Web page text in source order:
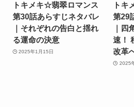
トキメキ☆翡翠ロマンス
第30話あらすじネタバレ
｜それぞれの告白と揺れ
る運命の決意
2025年1月15日
トキ
第29
｜四
速！
改革
2025